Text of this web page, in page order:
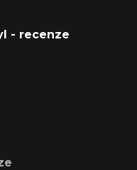
- recenze